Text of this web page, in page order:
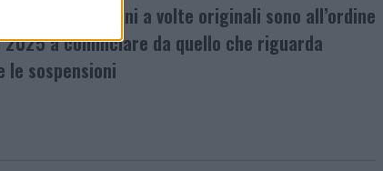
e realizzazioni a volte originali sono all’ordine
a cominciare da quello che riguarda
sospensioni